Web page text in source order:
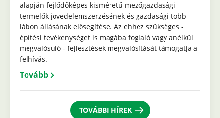
alapján fejlődőképes kisméretű mezőgazdasági
termelők jövedelemszerzésének és gazdasági több
lábon állásának elősegítése. Az ehhez szükséges -
építési tevékenységet is magába foglaló vagy anélkül
megvalósuló - fejlesztések megvalósítását támogatja a
felhívás.
Tovább
TOVÁBBI HÍREK